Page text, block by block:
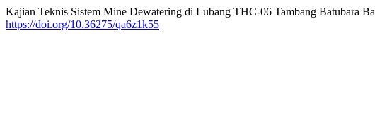
Kajian Teknis Sistem Mine Dewatering di Lubang THC-06 Tambang Batubara
https://doi.org/10.36275/qa6z1k55